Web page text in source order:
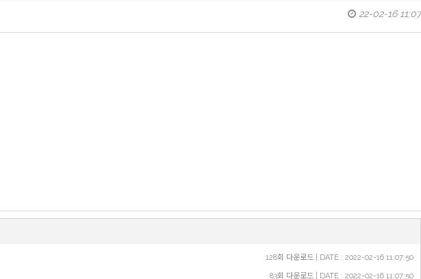
22-02-16 11:07
128회 다운로드 | DATE : 2022-02-16 11:07:50
83회 다운로드 | DATE : 2022-02-16 11:07:50